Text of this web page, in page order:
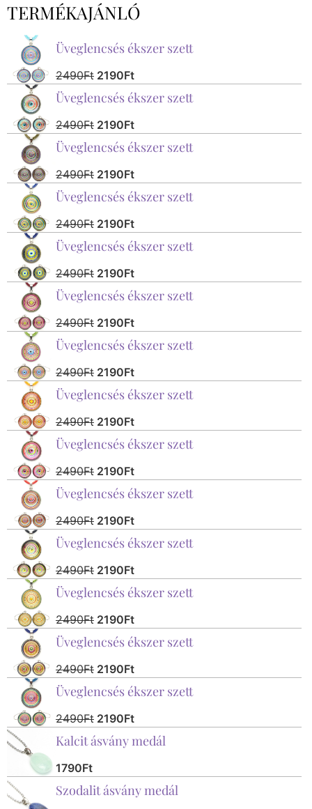
TERMÉKAJÁNLÓ
Üveglencsés ékszer szett
2490Ft 2190Ft
Üveglencsés ékszer szett
2490Ft 2190Ft
Üveglencsés ékszer szett
2490Ft 2190Ft
Üveglencsés ékszer szett
2490Ft 2190Ft
Üveglencsés ékszer szett
2490Ft 2190Ft
Üveglencsés ékszer szett
2490Ft 2190Ft
Üveglencsés ékszer szett
2490Ft 2190Ft
Üveglencsés ékszer szett
2490Ft 2190Ft
Üveglencsés ékszer szett
2490Ft 2190Ft
Üveglencsés ékszer szett
2490Ft 2190Ft
Üveglencsés ékszer szett
2490Ft 2190Ft
Üveglencsés ékszer szett
2490Ft 2190Ft
Üveglencsés ékszer szett
2490Ft 2190Ft
Üveglencsés ékszer szett
2490Ft 2190Ft
Kalcit ásvány medál
1790Ft
Szodalit ásvány medál